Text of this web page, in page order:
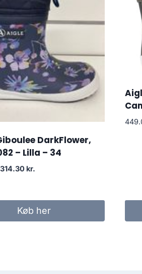
DarkFlower,
– Lilla – 34
Den
var:
449.00 kr..
314.30 kr.
er:
314.30 kr..
Køb her